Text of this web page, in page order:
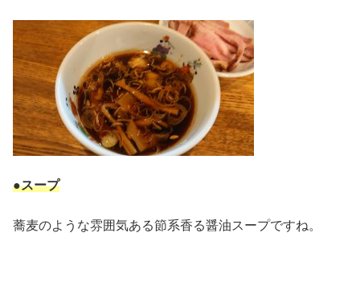
●スープ
蕎麦のような雰囲気ある節系香る醤油スープですね。